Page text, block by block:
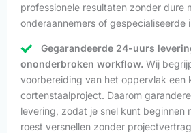
professionele resultaten zonder dure
onderaannemers of gespecialiseerde
Gegarandeerde 24-uurs
ononderbroken workflow. Wij
voorbereiding van het oppervlak een
cortenstaalproject. Daarom
levering, zodat je snel kunt beginnen
roest versnellen zonder